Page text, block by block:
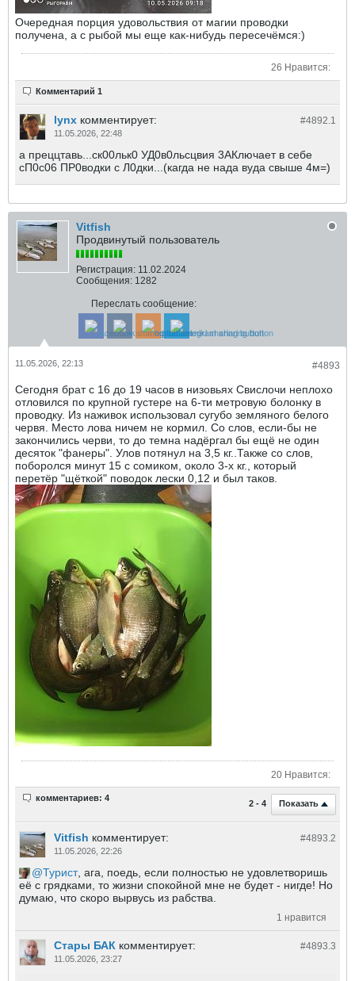
Очередная порция удовольствия от магии проводки
получена, а с рыбой мы еще как-нибудь пересечёмся:)
26 Нравится:
Комментарий 1
#4892. 1
lynx комментирует:
11.05.2026, 22:48
а преццтавь...ск00льк0 УД0в0льсцвия 3АКлючает в себе
сП0с06 ПР0водки с Л0дки...(кагда не нада вуда свыше 4м=)
Vitfish
Продвинутый пользователь
Регистрация: 11.02.2024
Сообщения: 1282
Переслать сообщение:
#4893
11.05.2026, 22:13
Сегодня брат с 16 до 19 часов в низовьях Свислочи неплохо
отловился по крупной густере на 6-ти метровую болонку в
проводку. Из наживок использовал сугубо земляного белого
червя. Место лова ничем не кормил. Со слов, если-бы не
закончились черви, то до темна надëргал бы ещë не один
десяток "фанеры". Улов потянул на 3,5 кг..Также со слов,
поборолся минут 15 с сомиком, около 3-х кг., который
перетëр "щëткой" поводок лески 0,12 и был таков.
20 Нравится:
2 - 4 Показать
комментариев: 4
#4893.2
Vitfish комментирует:
11.05.2026, 22:26
Турист, ага, поедь, если полностью не удовлетворишь
еë с грядками, то жизни спокойной мне не будет - нигде! Но
думаю, что скоро вырвусь из рабства.
1 нравится
#4893.3
Стары БАК комментирует:
11.05.2026, 23:27